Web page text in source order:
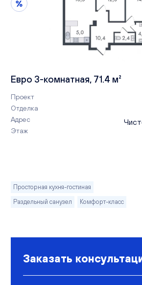
Евро 3-комнатная, 71.4 м²
Проект
Отделка
Адрес
Этаж
Просторная кухня-гостиная
Раздельный санузел
Комфорт-класс
Заказать